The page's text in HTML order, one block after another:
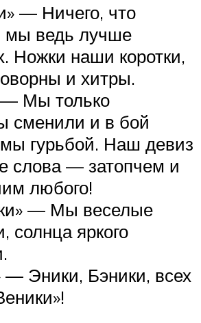
— Ничего, что
ведь лучше
Ножки наши коротки,
и хитры.
Мы только
сменили и в бой
гурьбой. Наш девиз
слова — затопчем и
любого!
— Мы веселые
солнца яркого
— Эники, Бэники, всех